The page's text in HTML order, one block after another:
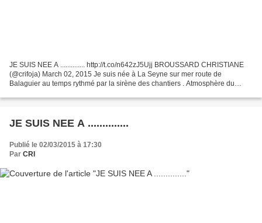
JE SUIS NEE A .............. http://t.co/n642zJ5Ujj BROUSSARD CHRISTIANE
(@crifoja) March 02, 2015 Je suis née à La Seyne sur mer route de
Balaguier au temps rythmé par la sirène des chantiers . Atmosphère du
JE SUIS NEE A ..............
Publié le 02/03/2015 à 17:30
Par CRI